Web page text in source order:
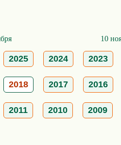
10
2025 2024 2023
2018 2017 2016
2011 2010 2009